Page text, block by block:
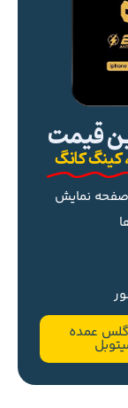
قیمت
کینگ کانگ
نمایش
عمده